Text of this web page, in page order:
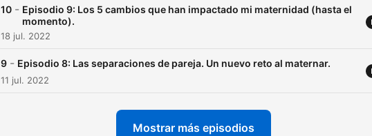
10 - Episodio 9: Los 5 cambios que han impactado mi maternidad (hasta el
momento).
18 jul. 2022
9 - Episodio 8: Las separaciones de pareja. Un nuevo reto al maternar.
11 jul. 2022
Mostrar más episodios